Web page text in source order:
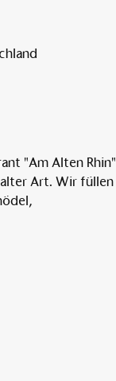
"Am Alten Rhin"
alter Art. Wir füllen